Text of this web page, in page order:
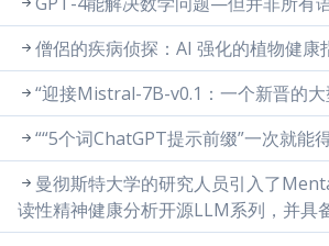
僧侶的疾病侦探：AI 强化的植物健康
“迎接Mistral-7B-v0.1：一个新晋的大
““5个词ChatGPT提示前缀”一次就能
曼彻斯特大学的研究人员引入了
读性精神健康分析开源LLM系列，并具